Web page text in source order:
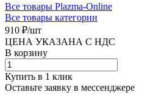
Все товары Plazma-Online
Все товары категории
910 ₽/шт
ЦЕНА УКАЗАНА С НДС
В корзину
Купить в 1 клик
Оставьте заявку в мессенджере